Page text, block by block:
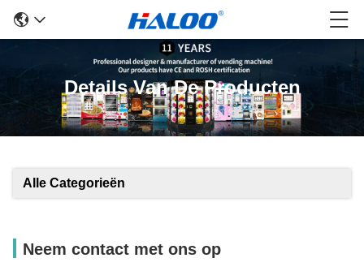
Details Van De Producten
Alle Categorieën
Neem contact met ons op